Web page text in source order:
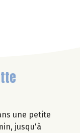
une petite
jusqu'à